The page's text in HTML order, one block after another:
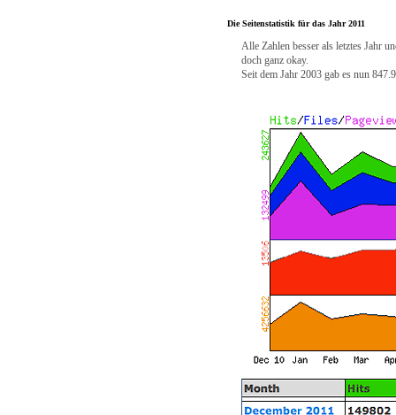
Die Seitenstatistik für das Jahr 2011
Alle Zahlen besser als letztes Jahr
doch ganz okay.
Seit dem Jahr 2003 gab es nun